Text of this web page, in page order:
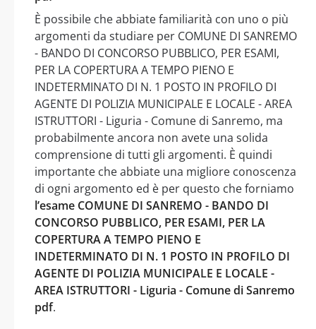
È possibile che abbiate familiarità con uno o più
argomenti da studiare per COMUNE DI SANREMO
- BANDO DI CONCORSO PUBBLICO, PER ESAMI,
PER LA COPERTURA A TEMPO PIENO E
INDETERMINATO DI N. 1 POSTO IN PROFILO DI
AGENTE DI POLIZIA MUNICIPALE E LOCALE - AREA
ISTRUTTORI - Liguria - Comune di Sanremo, ma
probabilmente ancora non avete una solida
comprensione di tutti gli argomenti. È quindi
importante che abbiate una migliore conoscenza
di ogni argomento ed è per questo che forniamo
l’esame COMUNE DI SANREMO - BANDO DI
CONCORSO PUBBLICO, PER ESAMI, PER LA
COPERTURA A TEMPO PIENO E
INDETERMINATO DI N. 1 POSTO IN PROFILO DI
AGENTE DI POLIZIA MUNICIPALE E LOCALE -
AREA ISTRUTTORI - Liguria - Comune di Sanremo
pdf.